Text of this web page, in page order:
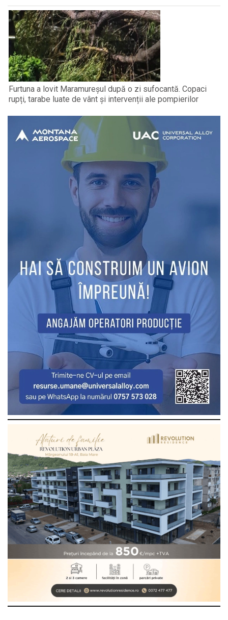
Furtuna a lovit Maramureșul după o zi sufocantă. Copaci
rupți, tarabe luate de vânt și intervenții ale pompierilor